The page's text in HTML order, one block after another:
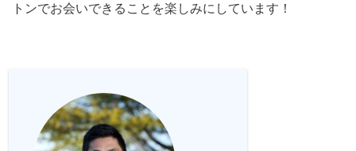
トンでお会いできることを楽しみにしています！